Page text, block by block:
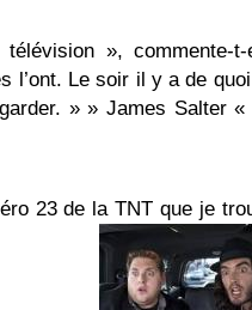
», commente-t-
l’ont. Le soir il y a de
» » James Salter «
23 de la TNT que je